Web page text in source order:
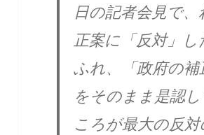
日の記者会見で
正案に「反対」
ふれ、「政府の補
をそのまま是認
ころが最大の反